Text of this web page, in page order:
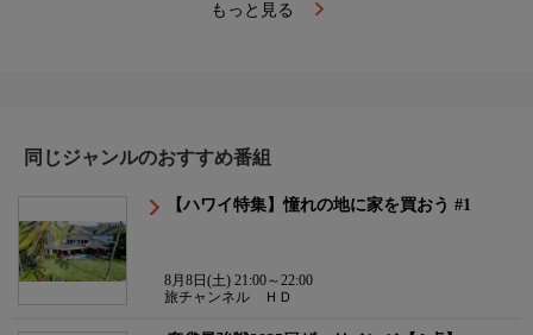
もっと見る
同じジャンルのおすすめ番組
【ハワイ特集】憧れの地に家を買おう #1
8月8日(土) 21:00～22:00
旅チャンネル ＨＤ